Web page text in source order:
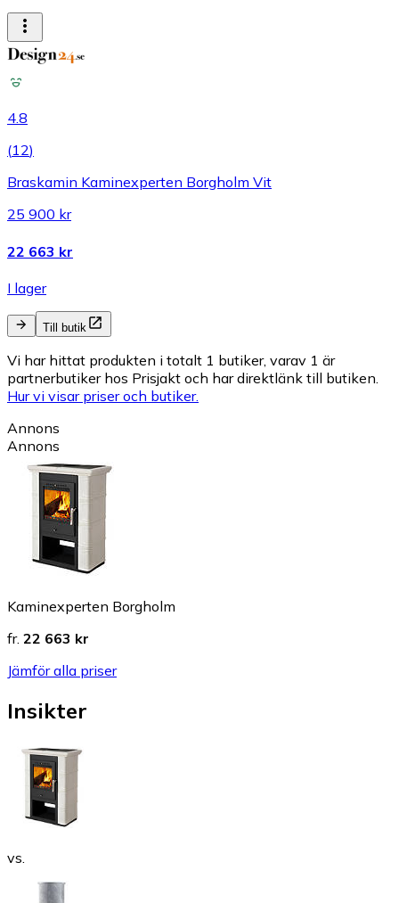
4.8
(12)
Braskamin Kaminexperten Borgholm Vit
25 900 kr
22 663 kr
I lager
Till butik
Vi har hittat produkten i totalt 1 butiker, varav 1 är
partnerbutiker hos Prisjakt och har direktlänk till butiken.
Hur vi visar priser och butiker.
Annons
Annons
Kaminexperten Borgholm
fr. 22 663 kr
Jämför alla priser
Insikter
vs.